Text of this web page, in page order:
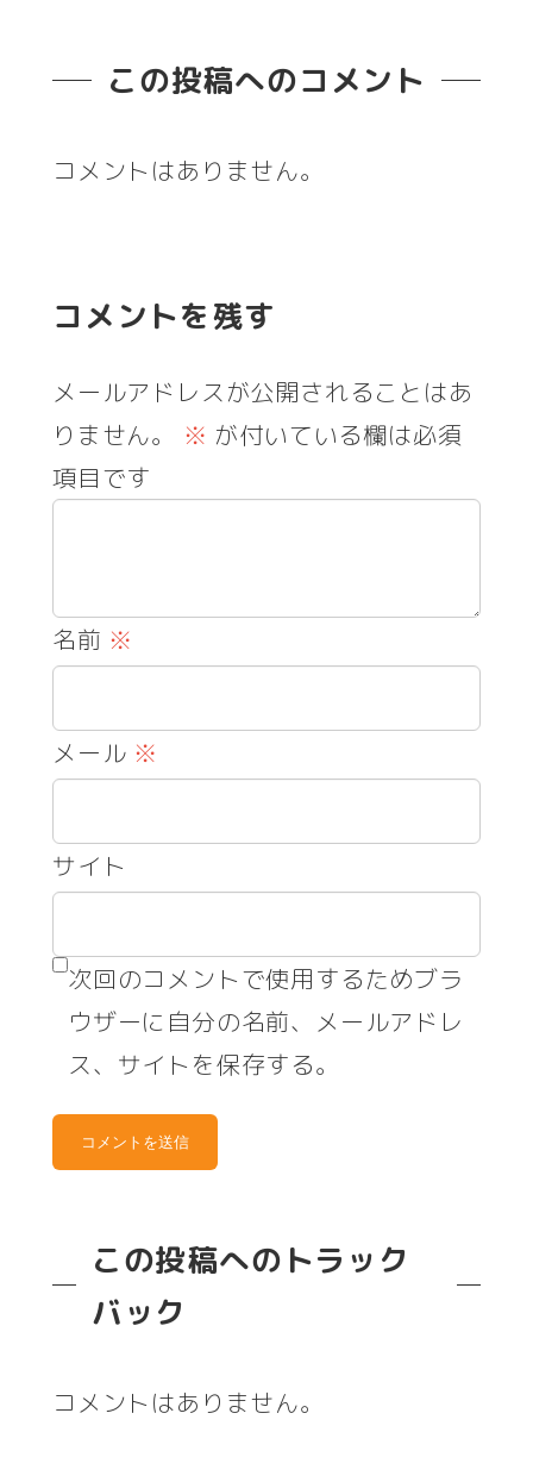
この投稿へのコメント
コメントはありません。
コメントを残す
メールアドレスが公開されることはあ
りません。
※ が付いている欄は必須
項目です
名前 ※
メール ※
サイト
次回のコメントで使用するためブラ
ウザーに自分の名前、メールアドレ
ス、サイトを保存する。
この投稿へのトラック
バック
コメントはありません。